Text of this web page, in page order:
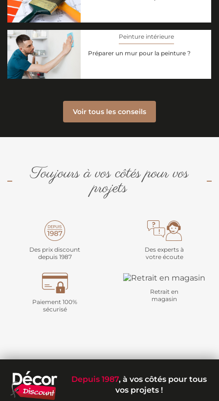
Peinture intérieure
Préparer un mur pour la peinture ?
Voir tous les conseils
Toujours à vos côtés pour vos
projets
Des prix discount
depuis 1987
Des experts à
votre écoute
Paiement 100%
sécurisé
Retrait en
magasin
Depuis 1987, à vos côtés pour tous
vos projets !